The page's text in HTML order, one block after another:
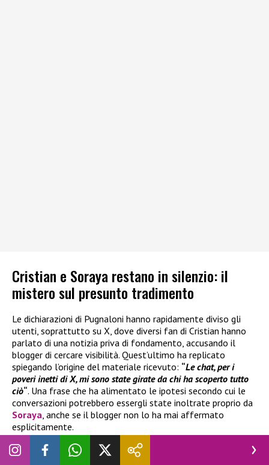
Cristian e Soraya restano in silenzio: il
mistero sul presunto tradimento
Le dichiarazioni di Pugnaloni hanno rapidamente diviso gli
utenti, soprattutto su X, dove diversi fan di Cristian hanno
parlato di una notizia priva di fondamento, accusando il
blogger di cercare visibilità. Quest’ultimo ha replicato
spiegando l’origine del materiale ricevuto: “Le chat, per i
poveri inetti di X, mi sono state girate da chi ha scoperto tutto
ciò“. Una frase che ha alimentato le ipotesi secondo cui le
conversazioni potrebbero essergli state inoltrate proprio da
Soraya, anche se il blogger non lo ha mai affermato
esplicitamente.